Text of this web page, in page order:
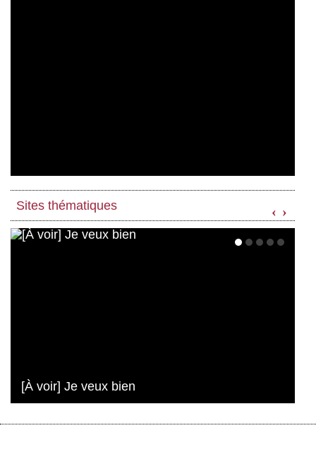
Sites thématiques
[À voir] Je veux bien
‹ ›